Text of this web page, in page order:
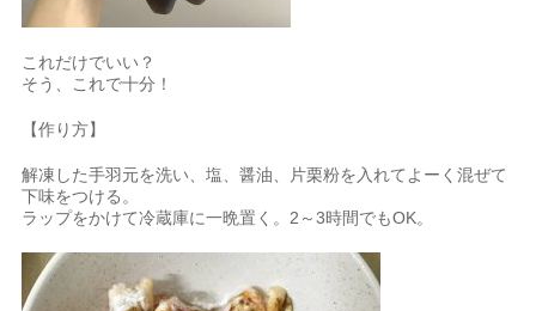
これだけでいい？
そう、これで十分！
【作り方】
解凍した手羽元を洗い、塩、醤油、片栗粉を入れてよーく混ぜて
下味をつける。
ラップをかけて冷蔵庫に一晩置く。2～3時間でもOK。